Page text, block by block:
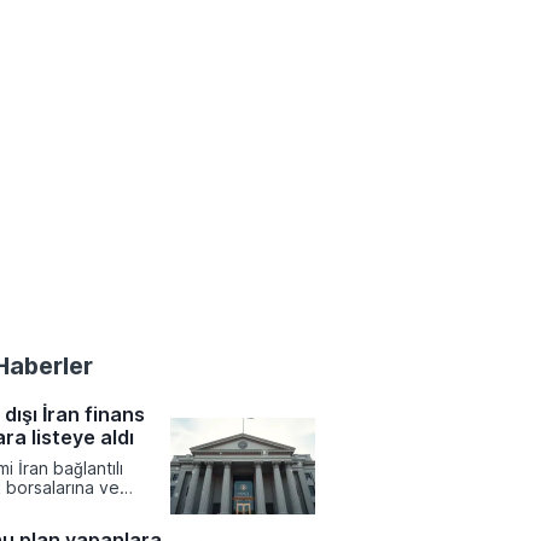
İran finans
listeye aldı
İran bağlantılı
ve
uygulama kararı